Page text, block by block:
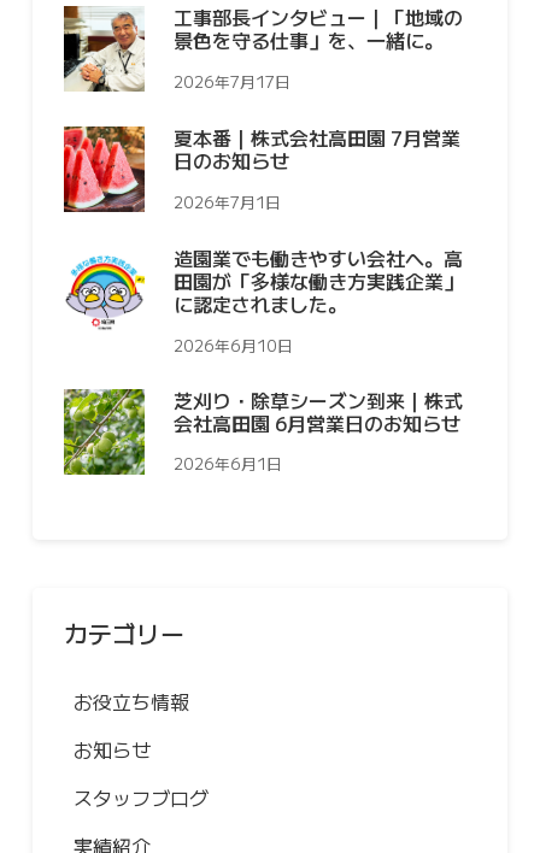
工事部長インタビュー｜「地域の
景色を守る仕事」を、一緒に。
2026年7月17日
夏本番｜株式会社高田園 7月営業
日のお知らせ
2026年7月1日
造園業でも働きやすい会社へ。高
田園が「多様な働き方実践企業」
に認定されました。
2026年6月10日
芝刈り・除草シーズン到来｜株式
会社高田園 6月営業日のお知らせ
2026年6月1日
カテゴリー
お役立ち情報
お知らせ
スタッフブログ
実績紹介